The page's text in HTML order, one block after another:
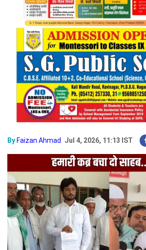
By Faizan Ahmad Jul 4, 2026, 11:13 IST